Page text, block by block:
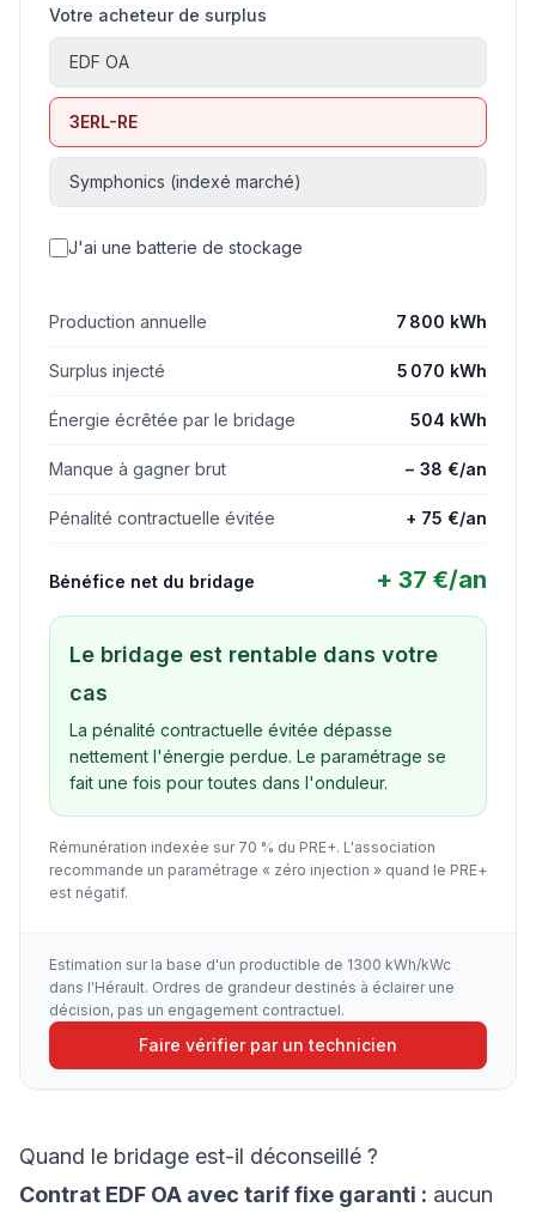
Votre acheteur de surplus
EDF OA
3ERL-RE
Symphonics (indexé marché)
J'ai une batterie de stockage
Production annuelle 7 800 kWh
Surplus injecté 5 070 kWh
Énergie écrêtée par le bridage 504 kWh
Manque à gagner brut − 38 €/an
Pénalité contractuelle évitée + 75 €/an
Bénéfice net du bridage + 37 €/an
Le bridage est rentable dans votre
cas
La pénalité contractuelle évitée dépasse
nettement l'énergie perdue. Le paramétrage se
fait une fois pour toutes dans l'onduleur.
Rémunération indexée sur 70 % du PRE+. L'association
recommande un paramétrage « zéro injection » quand le PRE+
est négatif.
Estimation sur la base d'un productible de 1300 kWh/kWc
dans l'Hérault. Ordres de grandeur destinés à éclairer une
décision, pas un engagement contractuel.
Faire vérifier par un technicien
Quand le bridage est-il déconseillé ?
Contrat EDF OA avec tarif fixe garanti : aucun